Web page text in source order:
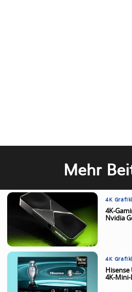
Mehr
4K
4K-
Nvidia
4K
Hisense
4K-Mini-